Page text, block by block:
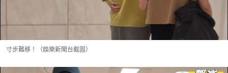
寸步難移！（娛樂新聞台截圖）